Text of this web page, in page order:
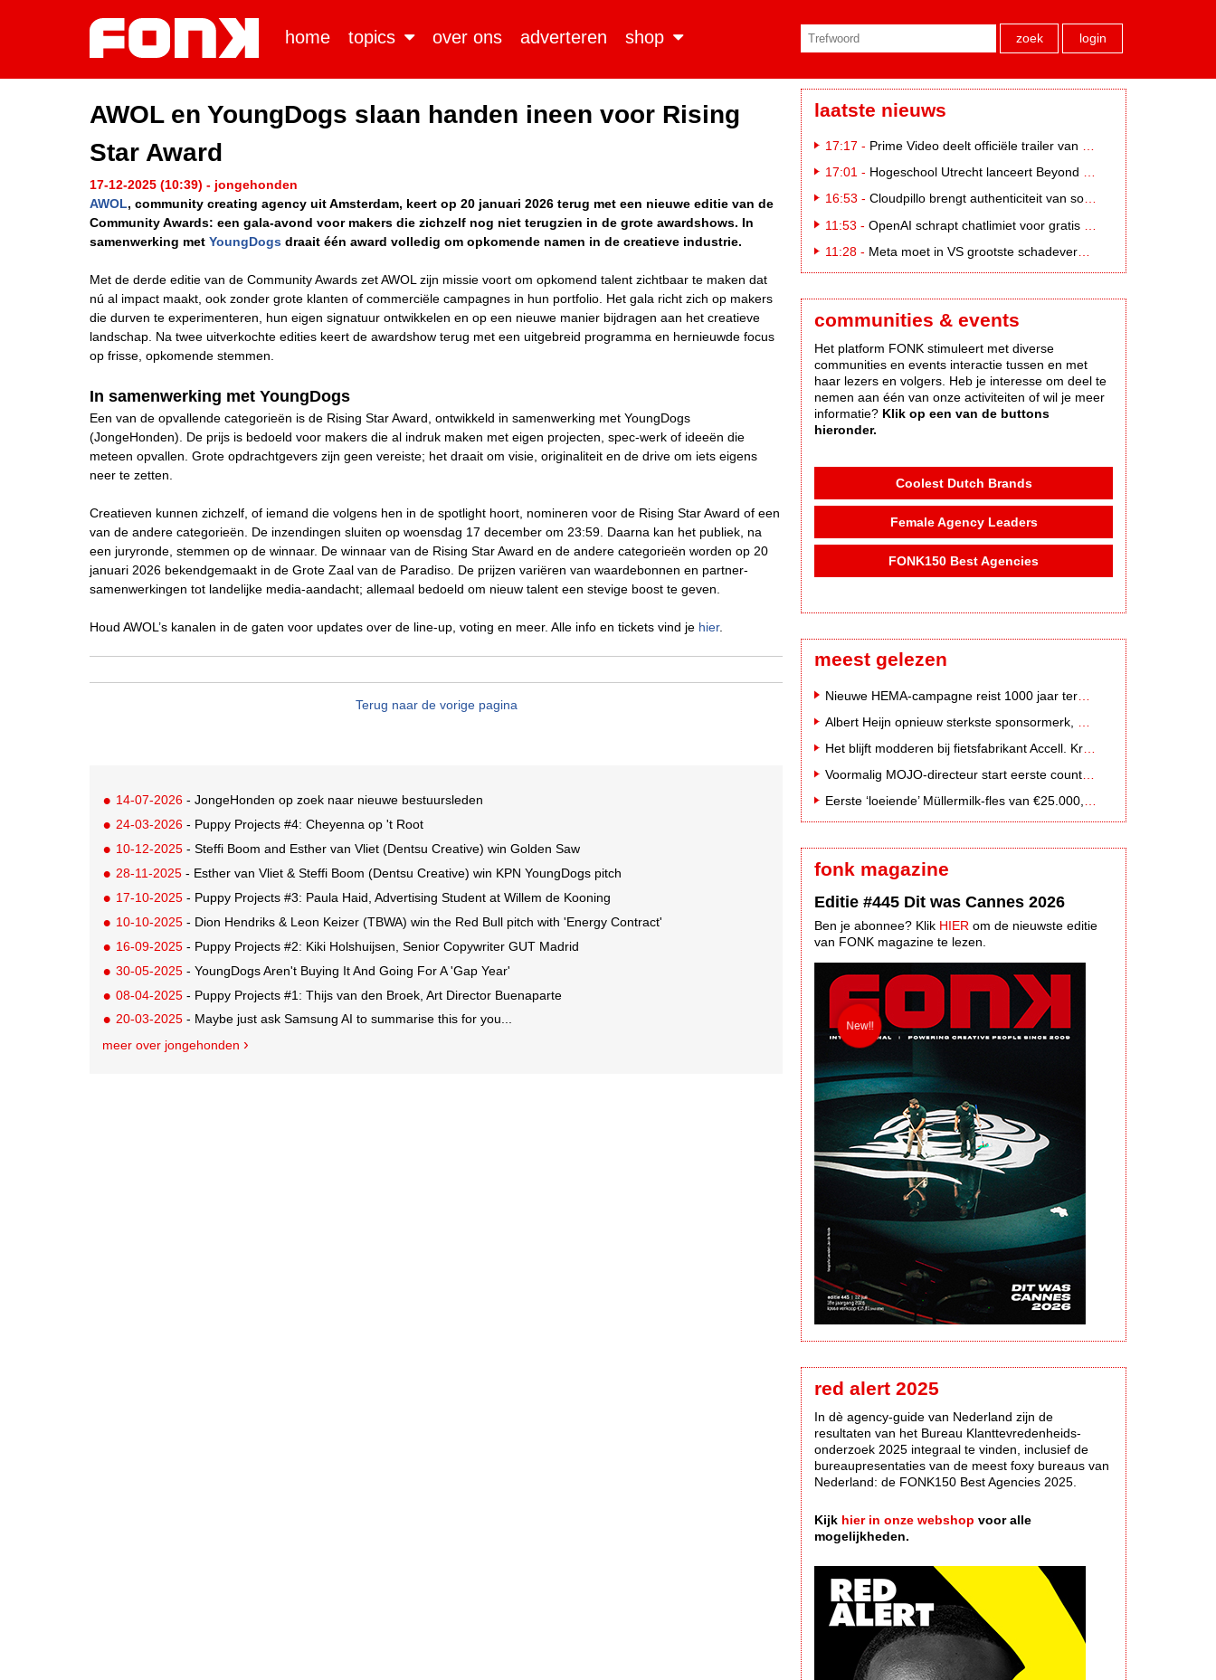
home topics over ons adverteren shop zoek login
AWOL en YoungDogs slaan handen ineen voor Rising
Star Award
17-12-2025 (10:39) - jongehonden
AWOL, community creating agency uit Amsterdam, keert op 20 januari 2026 terug met een nieuwe editie van de
Community Awards: een gala-avond voor makers die zichzelf nog niet terugzien in de grote awardshows. In
samenwerking met YoungDogs draait één award volledig om opkomende namen in de creatieve industrie.
Met de derde editie van de Community Awards zet AWOL zijn missie voort om opkomend talent zichtbaar te maken dat
nú al impact maakt, ook zonder grote klanten of commerciële campagnes in hun portfolio. Het gala richt zich op makers
die durven te experimenteren, hun eigen signatuur ontwikkelen en op een nieuwe manier bijdragen aan het creatieve
landschap. Na twee uitverkochte edities keert de awardshow terug met een uitgebreid programma en hernieuwde focus
op frisse, opkomende stemmen.
In samenwerking met YoungDogs
Een van de opvallende categorieën is de Rising Star Award, ontwikkeld in samenwerking met YoungDogs
(JongeHonden). De prijs is bedoeld voor makers die al indruk maken met eigen projecten, spec-werk of ideeën die
meteen opvallen. Grote opdrachtgevers zijn geen vereiste; het draait om visie, originaliteit en de drive om iets eigens
neer te zetten.
Creatieven kunnen zichzelf, of iemand die volgens hen in de spotlight hoort, nomineren voor de Rising Star Award of een
van de andere categorieën. De inzendingen sluiten op woensdag 17 december om 23:59. Daarna kan het publiek, na
een juryronde, stemmen op de winnaar. De winnaar van de Rising Star Award en de andere categorieën worden op 20
januari 2026 bekendgemaakt in de Grote Zaal van de Paradiso. De prijzen variëren van waardebonnen en partner-
samenwerkingen tot landelijke media-aandacht; allemaal bedoeld om nieuw talent een stevige boost te geven.
Houd AWOL’s kanalen in de gaten voor updates over de line-up, voting en meer. Alle info en tickets vind je hier.
Terug naar de vorige pagina
14-07-2026 - JongeHonden op zoek naar nieuwe bestuursleden
24-03-2026 - Puppy Projects #4: Cheyenna op 't Root
10-12-2025 - Steffi Boom and Esther van Vliet (Dentsu Creative) win Golden Saw
28-11-2025 - Esther van Vliet & Steffi Boom (Dentsu Creative) win KPN YoungDogs pitch
17-10-2025 - Puppy Projects #3: Paula Haid, Advertising Student at Willem de Kooning
10-10-2025 - Dion Hendriks & Leon Keizer (TBWA) win the Red Bull pitch with 'Energy Contract'
16-09-2025 - Puppy Projects #2: Kiki Holshuijsen, Senior Copywriter GUT Madrid
30-05-2025 - YoungDogs Aren't Buying It And Going For A 'Gap Year'
08-04-2025 - Puppy Projects #1: Thijs van den Broek, Art Director Buenaparte
20-03-2025 - Maybe just ask Samsung AI to summarise this for you...
meer over jongehonden
laatste nieuws
17:17 - Prime Video deelt officiële trailer van L*VE KLEINE
17:01 - Hogeschool Utrecht lanceert Beyond Campus binnen International Creative Business
16:53 - Cloudpillo brengt authenticiteit van social naar tv
11:53 - OpenAI schrapt chatlimiet voor gratis ChatGPT-gebruikers
11:28 - Meta moet in VS grootste schadevergoeding ooit betalen: 567 miljoen dollar
communities & events
Het platform FONK stimuleert met diverse
communities en events interactie tussen en met
haar lezers en volgers. Heb je interesse om deel te
nemen aan één van onze activiteiten of wil je meer
informatie? Klik op een van de buttons
hieronder.
Coolest Dutch Brands
Female Agency Leaders
FONK150 Best Agencies
meest gelezen
Eerste ‘loeiende’ Müllermilk-fles van €25.000,- gevonden
fonk magazine
Editie #445 Dit was Cannes 2026
Ben je abonnee? Klik HIER om de nieuwste editie
van FONK magazine te lezen.
red alert 2025
In dè agency-guide van Nederland zijn de
resultaten van het Bureau Klanttevredenheids-
onderzoek 2025 integraal te vinden, inclusief de
bureaupresentaties van de meest foxy bureaus van
Nederland: de FONK150 Best Agencies 2025.
Kijk hier in onze webshop voor alle
mogelijkheden.